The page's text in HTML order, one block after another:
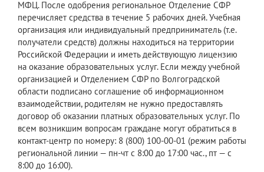
МФЦ. После одобрения региональное Отделение СФР
перечисляет средства в течение 5 рабочих дней. Учебная
организация или индивидуальный предприниматель (т.е.
получатели средств) должны находиться на территории
Российской Федерации и иметь действующую лицензию
на оказание образовательных услуг. Если между учебной
организацией и Отделением СФР по Волгоградской
области подписано соглашение об информационном
взаимодействии, родителям не нужно предоставлять
договор об оказании платных образовательных услуг. По
всем возникшим вопросам граждане могут обратиться в
контакт-центр по номеру: 8 (800) 100-00-01 (режим работы
региональной линии — пн-чт с 8:00 до 17:00 час., пт — с
8:00 до 16:00).